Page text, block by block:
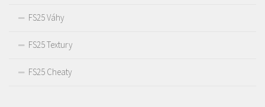
FS25 Váhy
FS25 Textury
FS25 Cheaty